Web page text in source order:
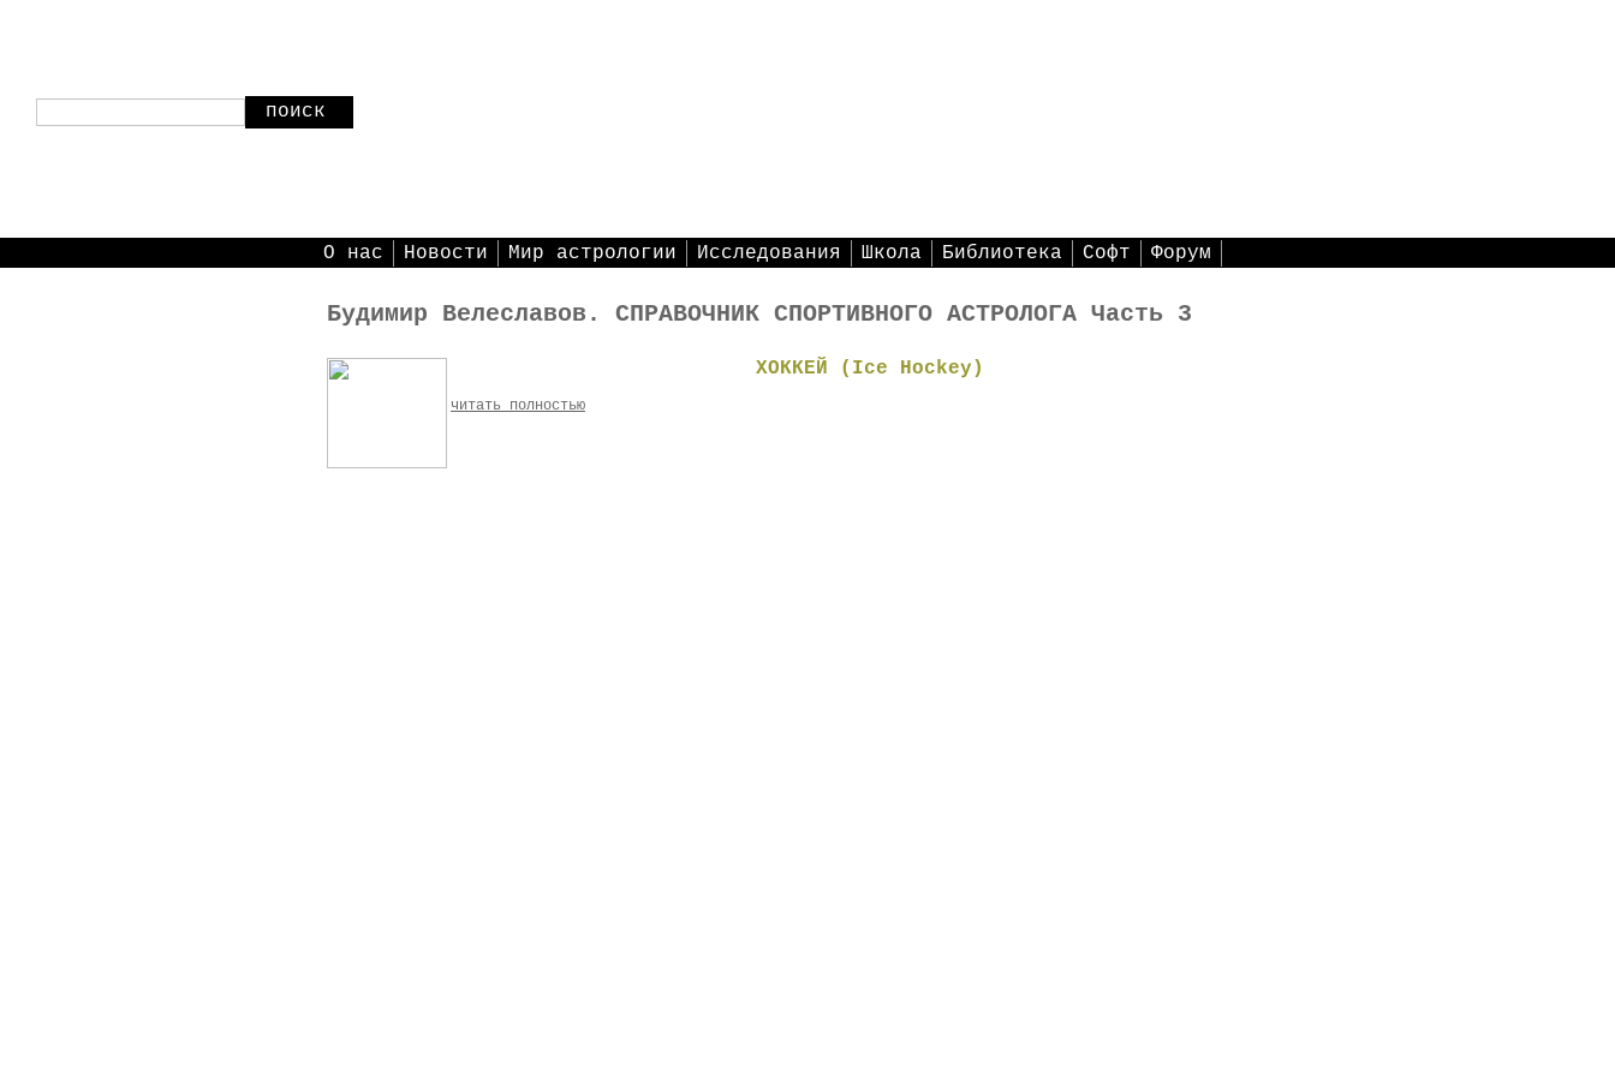
поиск
О нас Новости Мир астрологии Исследования Школа Библиотека Софт Форум
Будимир Велеславов. СПРАВОЧНИК СПОРТИВНОГО АСТРОЛОГА Часть 3
ХОККЕЙ (Ice Hockey)
читать полностью